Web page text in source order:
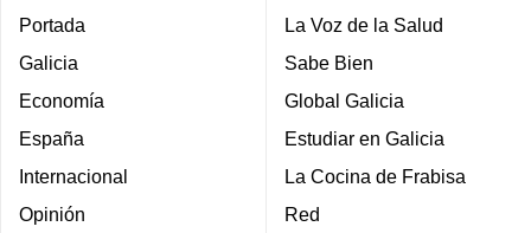
Portada
Galicia
Economía
España
Internacional
Opinión
La Voz de la Salud
Sabe Bien
Global Galicia
Estudiar en Galicia
La Cocina de Frabisa
Red